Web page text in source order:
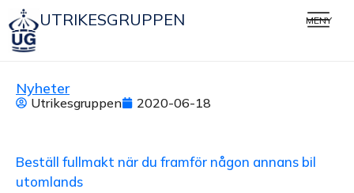
UTRIKESGRUPPEN MENY
Nyheter
Utrikesgruppen 2020-06-18
Beställ fullmakt när du framför någon annans bil
utomlands